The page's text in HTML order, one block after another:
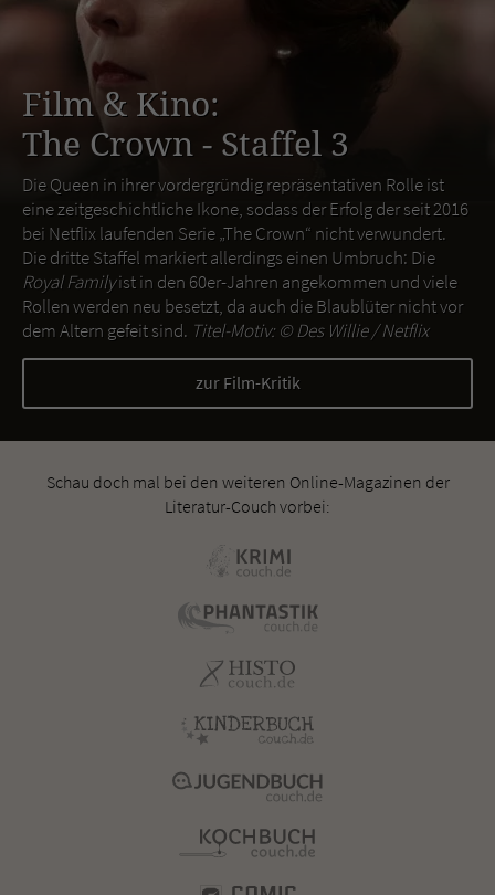
Film & Kino:
The Crown - Staffel 3
Die Queen in ihrer vordergründig repräsentativen Rolle ist
eine zeitgeschichtliche Ikone, sodass der Erfolg der seit 2016
bei Netflix laufenden Serie „The Crown“ nicht verwundert.
Die dritte Staffel markiert allerdings einen Umbruch: Die
Royal Familyist in den 60er-Jahren angekommen und viele
Rollen werden neu besetzt, da auch die Blaublüter nicht vor
dem Altern gefeit sind. Titel-Motiv: ©Des Willie / Netflix
zur Film-Kritik
Schau doch mal bei den weiteren Online-Magazinen der
Literatur-Couch vorbei: